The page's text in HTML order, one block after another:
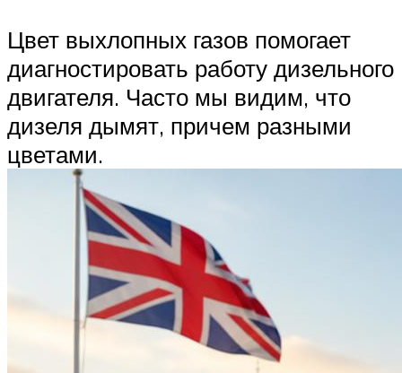
Цвет выхлопных газов помогает
диагностировать работу дизельного
двигателя. Часто мы видим, что
дизеля дымят, причем разными
цветами.